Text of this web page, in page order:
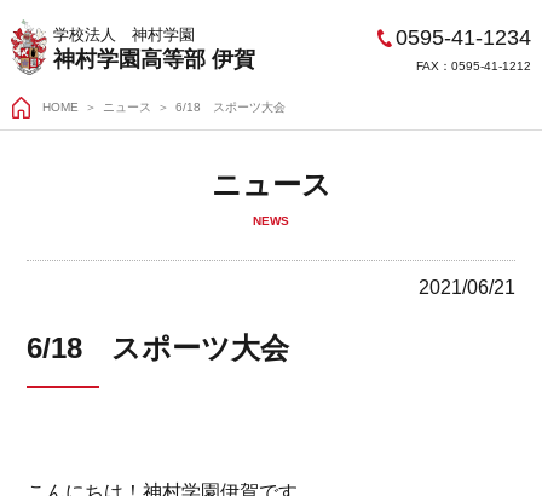
学校法人 神村学園
神村学園高等部 伊賀
0595-41-1234
FAX：0595-41-1212
HOME ＞ ニュース 6/18 スポーツ大会
ニュース
NEWS
2021/06/21
6/18 スポーツ大会
こんにちは！神村学園伊賀です。